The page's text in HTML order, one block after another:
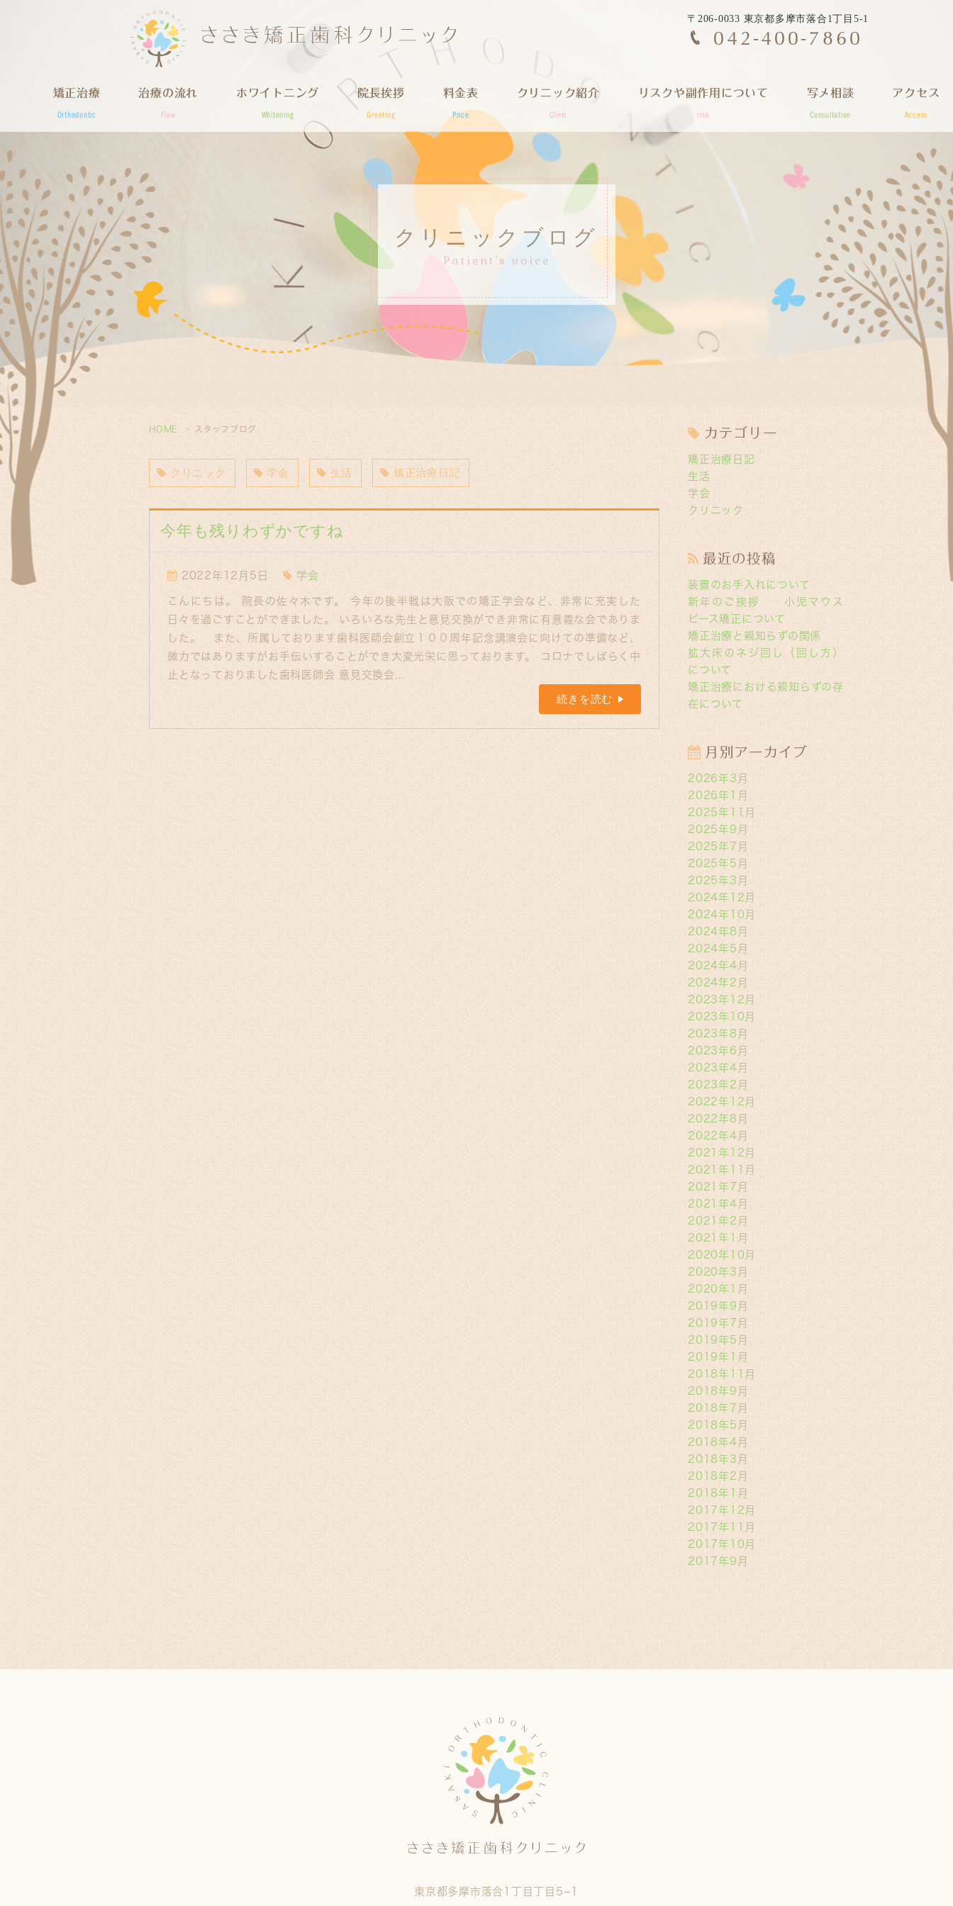
〒206-0033 東京都多摩市落合1丁目5-1
042-400-7860
矯正治療
Orthodontic
治療の流れ
Flow
ホワイトニング
Whitening
院長挨拶
Greeting
料金表
Price
クリニック紹介
Clinic
リスクや副作用について
risk
写メ相談
Consultation
アクセス
Access
クリニックブログ
Patient's voice
HOME スタッフブログ
クリニック 学会 生活 矯正治療日記
今年も残りわずかですね
2022年12月5日 学会
こんにちは。 院長の佐々木です。 今年の後半戦は大阪での矯正学会など、非常に充実した
日々を過ごすことができました。 いろいろな先生と意見交換ができ非常に有意義な会でありま
した。 また、所属しております歯科医師会創立１００周年記念講演会に向けての準備など、
微力ではありますがお手伝いすることができ大変光栄に思っております。 コロナでしばらく中
止となっておりました歯科医師会 意見交換会...
続きを読む
カテゴリー
矯正治療日記
生活
学会
クリニック
最近の投稿
装置のお手入れについて
新年のご挨拶 小児マウス
ピース矯正について
矯正治療と親知らずの関係
拡大床のネジ回し（回し方）
について
矯正治療における親知らずの存
在について
月別アーカイブ
2026年3月
2026年1月
2025年11月
2025年9月
2025年7月
2025年5月
2025年3月
2024年12月
2024年10月
2024年8月
2024年5月
2024年4月
2024年2月
2023年12月
2023年10月
2023年8月
2023年6月
2023年4月
2023年2月
2022年12月
2022年8月
2022年4月
2021年12月
2021年11月
2021年7月
2021年4月
2021年2月
2021年1月
2020年10月
2020年3月
2020年1月
2019年9月
2019年7月
2019年5月
2019年1月
2018年11月
2018年9月
2018年7月
2018年5月
2018年4月
2018年3月
2018年2月
2018年1月
2017年12月
2017年11月
2017年10月
2017年9月
東京都多摩市落合1丁目丁目5−1